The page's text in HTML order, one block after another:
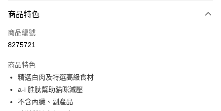
信用卡一次付款
信用卡分期付款
合作金庫商業銀行
華南商業銀行
上海商業儲蓄銀行
國泰世華商業銀行
6 期 0 利率 每期
華南商業銀行
上海商業儲蓄銀行
超商取貨付款
LINE Pay
商品特色
商品編號
8275721
商品特色
精選白肉及特選高級食材
a-i 胜肽幫助貓咪減壓
不含內臟、副產品